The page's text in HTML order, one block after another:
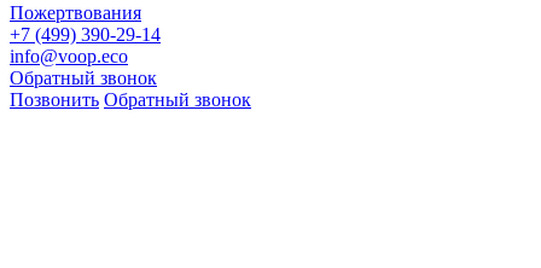
Пожертвования
+7 (499) 390-29-14
info@voop.eco
Обратный звонок
Позвонить Обратный звонок